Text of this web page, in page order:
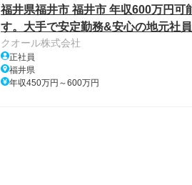
福井県福井市 福井市 年収600万円
す。大手で安定勤務&安心の地元社
クオール株式会社
正社員
福井県
年収450万円～600万円